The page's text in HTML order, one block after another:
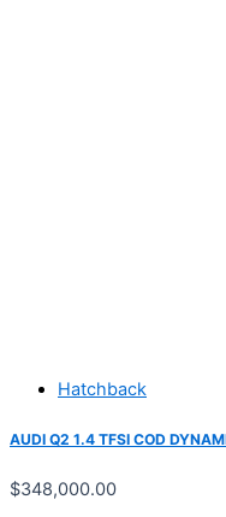
Hatchback
AUDI Q2 1.4 TFSI COD
$348,000.00